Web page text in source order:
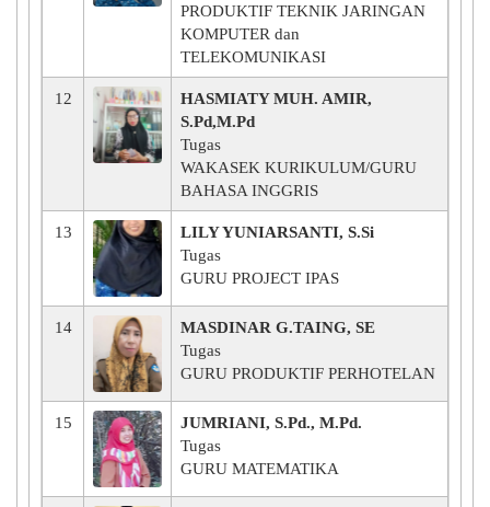
PRODUKTIF TEKNIK JARINGAN
KOMPUTER dan
TELEKOMUNIKASI
12
HASMIATY MUH. AMIR,
S.Pd,M.Pd
Tugas
WAKASEK KURIKULUM/GURU
BAHASA INGGRIS
13
LILY YUNIARSANTI, S.Si
Tugas
GURU PROJECT IPAS
14
MASDINAR G.TAING, SE
Tugas
GURU PRODUKTIF PERHOTELAN
15
JUMRIANI, S.Pd., M.Pd.
Tugas
GURU MATEMATIKA